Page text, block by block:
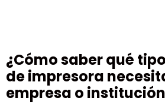
¿Cómo saber qué
de impresora
empresa o